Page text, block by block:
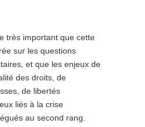
très important que cette
sur les questions
et que les enjeux de
des droits, de
de libertés
liés à la crise
au second rang.